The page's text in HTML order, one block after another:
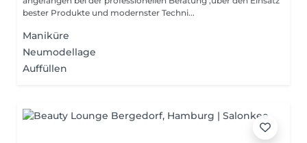
bester Produkte und modernster Techni...
Maniküre
Neumodellage
Auffüllen